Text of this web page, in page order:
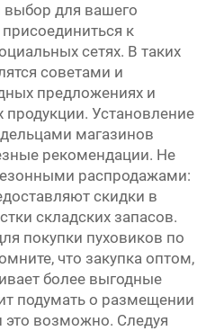
для вашего
к
сетях. В таких
советами и
предложениях и
Установление
магазинов
рекомендации. Не
распродажами:
скидки в
складских запасов.
покупки пуховиков по
что закупка оптом,
более выгодные
подумать о размещении
это возможно. Следуя